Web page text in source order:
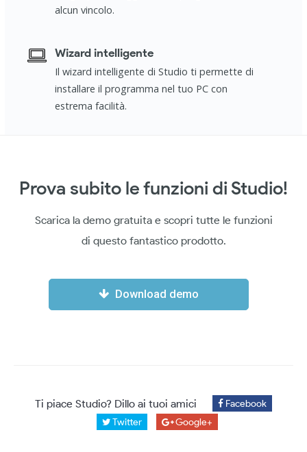
alcun vincolo.
Wizard intelligente
Il wizard intelligente di Studio ti permette di
installare il programma nel tuo PC con
estrema facilità.
Prova subito le funzioni di Studio!
Scarica la demo gratuita e scopri tutte le funzioni
di questo fantastico prodotto.
Download demo
Ti piace Studio? Dillo ai tuoi amici
Facebook
Twitter
Google+